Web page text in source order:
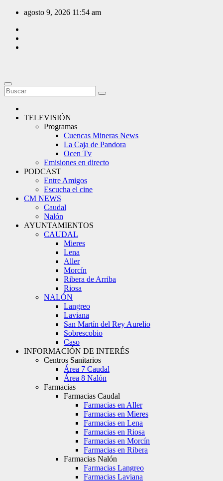
Saltar
contenido
agosto 9, 2026 11:54 am
TELEVISIÓN
Programas
Cuencas Mineras News
La Caja de Pandora
Ocen Tv
Emisiones en directo
PODCAST
Entre Amigos
Escucha el cine
CM NEWS
Caudal
Nalón
AYUNTAMIENTOS
CAUDAL
Mieres
Lena
Aller
Morcín
Ribera de Arriba
Riosa
NALÓN
Langreo
Laviana
San Martín del Rey Aurelio
Sobrescobio
Caso
INFORMACIÓN DE INTERÉS
Centros Sanitarios
Área 7 Caudal
Área 8 Nalón
Farmacias
Farmacias Caudal
Farmacias en Aller
Farmacias en Mieres
Farmacias en Lena
Farmacias en Riosa
Farmacias en Morcín
Farmacias en Ribera
Farmacias Nalón
Farmacias Langreo
Farmacias Laviana